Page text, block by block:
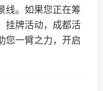
线。如果您正在筹
挂牌活动，成都活
您一臂之力，开启